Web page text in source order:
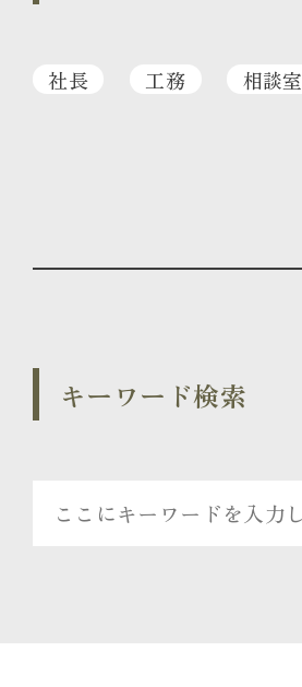
社長 工務 相談室
キーワード検索